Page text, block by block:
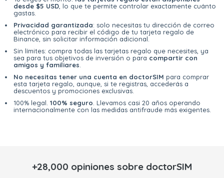
desde $5 USD , lo que te permite controlar exactamente cuánto
gastas.
Privacidad garantizada: solo necesitas tu dirección de correo
electrónico para recibir el código de tu tarjeta regalo de
Binance, sin solicitar información adicional.
Sin límites: compra todas las tarjetas regalo que necesites, ya
sea para tus objetivos de inversión o para compartir con
amigos y familiares
No necesitas tener una cuenta en doctorSIM para comprar
esta tarjeta regalo, aunque, si te registras, accederás a
descuentos y promociones exclusivas.
100% legal. 100% seguro . Llevamos casi 20 años operando
internacionalmente con las medidas antifraude más exigentes.
+28,000 opiniones sobre doctorSIM